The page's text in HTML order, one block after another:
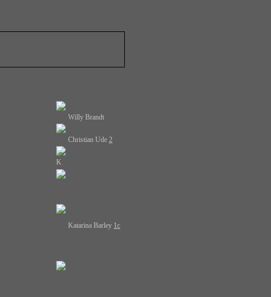
Willy Brandt
Christian Ude 2
K
Katarina Barley 1c